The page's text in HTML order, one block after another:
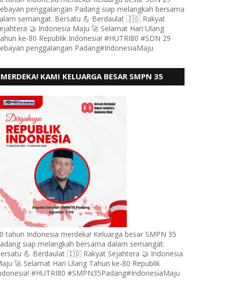
penggalangan Padang siap melangkah bersama
semangat: Bersatu 💪 Berdaulat 🇮🇩 Rakyat
🤝 Indonesia Maju 🚀 Selamat Hari Ulang
ke-80 Republik Indonesia! #HUTRI80 #SDN 29
penggalangan Padang#IndonesiaMaju
MERDEKA! KAMI KELUARGA BESAR SMPN 35
tahun Indonesia merdeka! Keluarga besar SMPN 35
siap melangkah bersama dalam semangat:
💪 Berdaulat 🇮🇩 Rakyat Sejahtera 🤝 Indonesia
🚀 Selamat Hari Ulang Tahun ke-80 Republik
#HUTRI80 #SMPN35Padang#IndonesiaMaju